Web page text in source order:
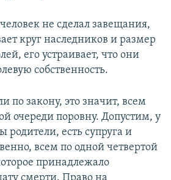
не сделал завещания,
круг наследников и размер
его устраивает, что они
собственность.
по закону, это значит, всем
очереди поровну. Допустим, у
родители, есть супруга и
всем по одной четвертой
принадлежало